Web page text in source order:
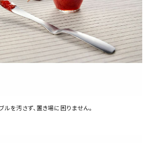
ルを汚さず、置き場に困りません。